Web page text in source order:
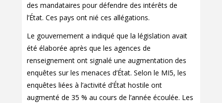
des mandataires pour défendre des intérêts de
l’État. Ces pays ont nié ces allégations.
Le gouvernement a indiqué que la législation avait
été élaborée après que les agences de
renseignement ont signalé une augmentation des
enquêtes sur les menaces d’État. Selon le MI5, les
enquêtes liées à l’activité d’État hostile ont
augmenté de 35 % au cours de l’année écoulée. Les